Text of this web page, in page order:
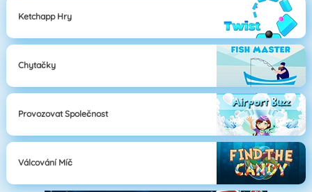
Ketchapp Hry
Chytačky
Provozovat Společnost
Válcování Míč